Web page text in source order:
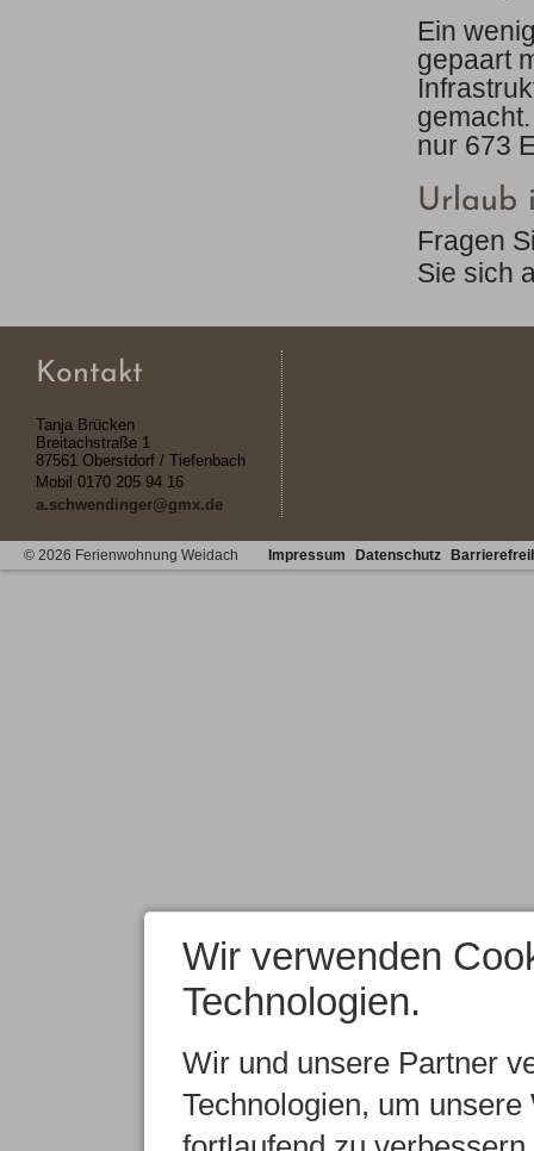
Ein
gepaart
nur 673
Urlaub
Fragen
Sie sich
Kontakt
Tanja Brücken
Breitachstraße 1
87561 Oberstdorf / Tiefenbach
Mobil 0170 205 94 16
a.schwendinger@gmx.de
© 2026 Ferienwohnung Weidach Impressum Datenschutz
Wir verwenden
Technologien.
Wir und unsere Partner
Technologien, um